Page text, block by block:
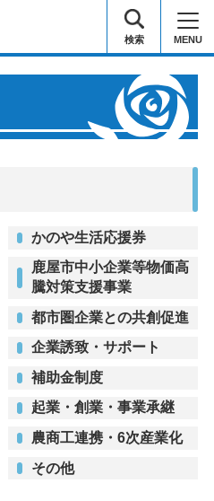
検索 MENU
かのや生活応援券
鹿屋市中小企業等物価高
騰対策支援事業
都市圏企業との共創促進
企業誘致・サポート
補助金制度
起業・創業・事業承継
農商工連携・6次産業化
その他